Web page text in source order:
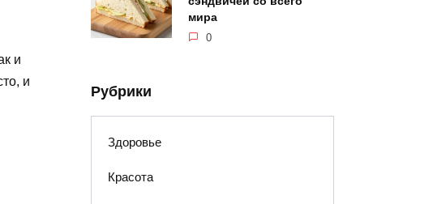
и
и
мира
0
Рубрики
Здоровье
Красота